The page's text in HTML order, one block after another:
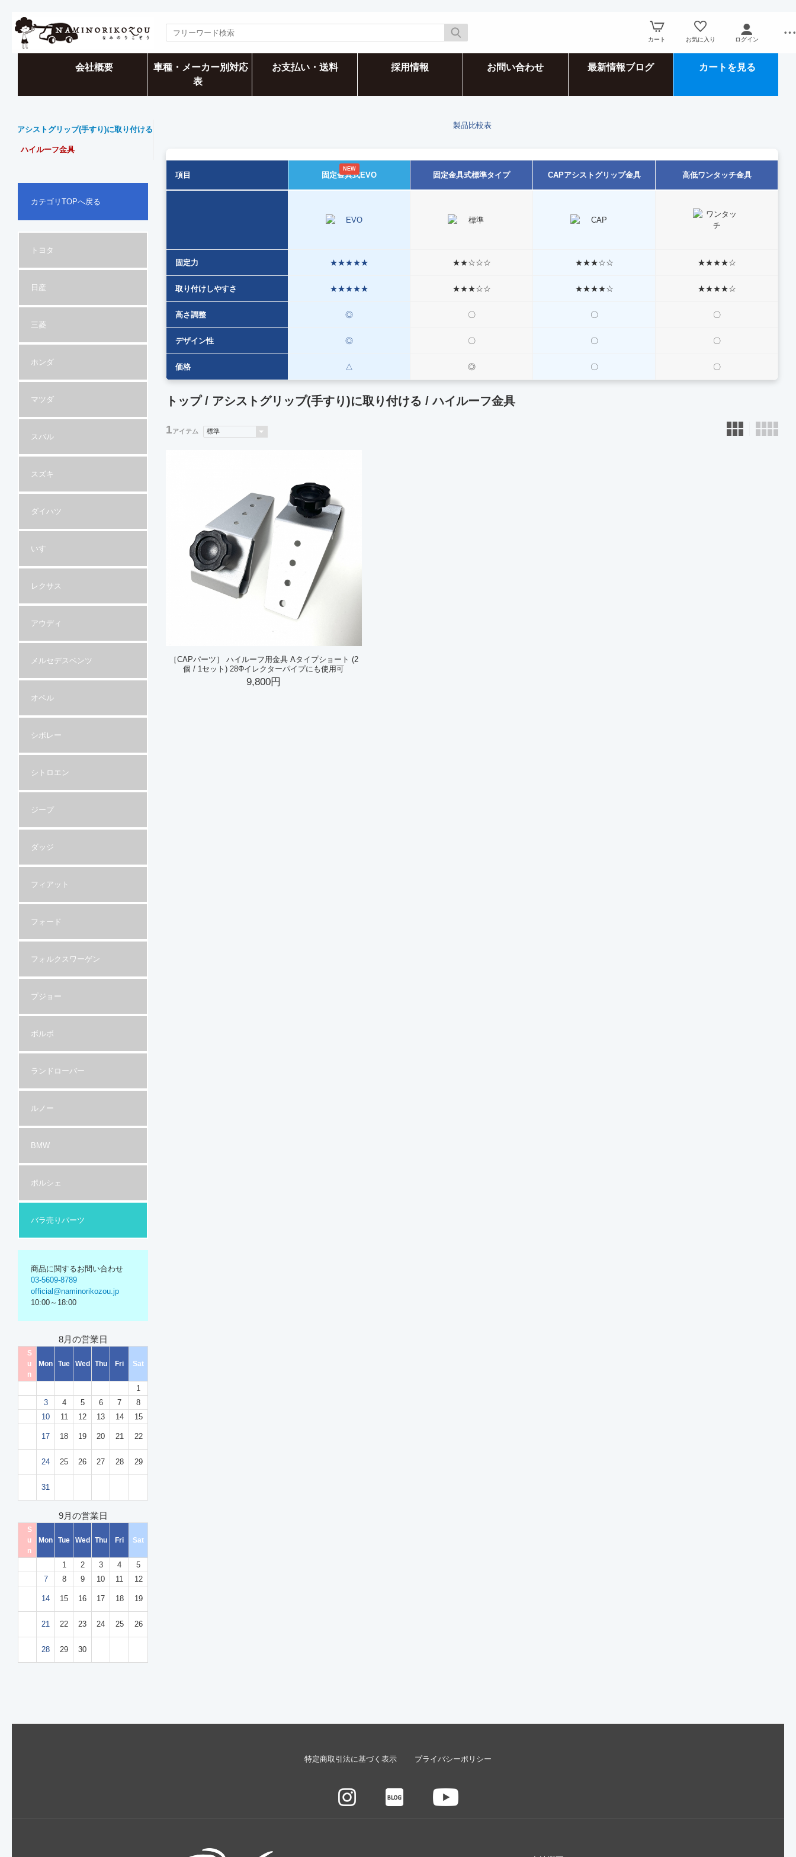
カート お気に入り ログイン
会社概要
車種・メーカー別対応
表
お支払い・送料 採用情報 お問い合わせ 最新情報ブログ カートを見る
アシストグリップ(手すり)に取り付ける
ハイルーフ金具
カテゴリTOPへ戻る
トヨタ
日産
三菱
ホンダ
マツダ
スバル
スズキ
ダイハツ
いすゞ
レクサス
アウディ
メルセデスベンツ
オペル
シボレー
シトロエン
ジープ
ダッジ
フィアット
フォード
フォルクスワーゲン
プジョー
ボルボ
ランドローバー
ルノー
BMW
ポルシェ
バラ売りパーツ
商品に関するお問い合わせ
03-5609-8789
official@naminorikozou.jp
10:00～18:00
8月の営業日
S
u
n
Mon Tue Wed Thu Fri Sat
1
3 4 5 6 7
8
10 11 12 13 14
15
17 18 19 20 21 22
24 25 26 27 28 29
31
9月の営業日
S
u
n
Mon Tue Wed Thu Fri Sat
1 2 3 4
5
7 8 9 10 11
12
14 15 16 17 18 19
21 22 23 24 25 26
28 29 30
製品比較表
項目 固定金具式EVO 固定金具式標準タイプ CAPアシストグリップ金具 高低ワンタッチ金具
固定力 ★★★★★ ★★☆☆☆ ★★★☆☆ ★★★★☆
取り付けしやすさ ★★★★★ ★★★☆☆ ★★★★☆ ★★★★☆
高さ調整 ◎ 〇 〇 〇
デザイン性 ◎ 〇 〇 〇
価格 △ ◎ 〇 〇
トップ/ アシストグリップ(手すり)に取り付ける / ハイルーフ金具
1アイテム
［CAPパーツ］ ハイルーフ用金具 Aタイプショート (2
個 / 1セット) 28Φイレクターパイプにも使用可
9,800円
特定商取引法に基づく表示 プライバシーポリシー